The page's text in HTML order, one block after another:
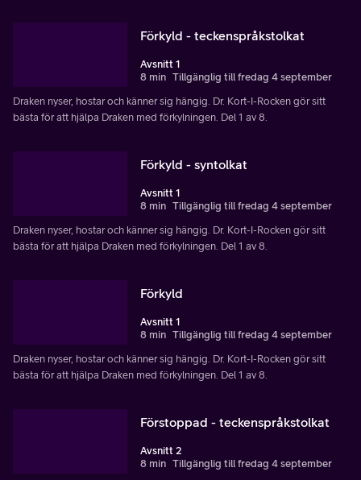
Förkyld - teckenspråkstolkat
Avsnitt 1
8 min Tillgänglig till fredag 4 september
Draken nyser, hostar och känner sig hängig. Dr. Kort-I-Rocken gör sitt
bästa för att hjälpa Draken med förkylningen. Del 1 av 8.
Förkyld - syntolkat
Avsnitt 1
8 min Tillgänglig till fredag 4 september
Draken nyser, hostar och känner sig hängig. Dr. Kort-I-Rocken gör sitt
bästa för att hjälpa Draken med förkylningen. Del 1 av 8.
Förkyld
Avsnitt 1
8 min Tillgänglig till fredag 4 september
Draken nyser, hostar och känner sig hängig. Dr. Kort-I-Rocken gör sitt
bästa för att hjälpa Draken med förkylningen. Del 1 av 8.
Förstoppad - teckenspråkstolkat
Avsnitt 2
8 min Tillgänglig till fredag 4 september